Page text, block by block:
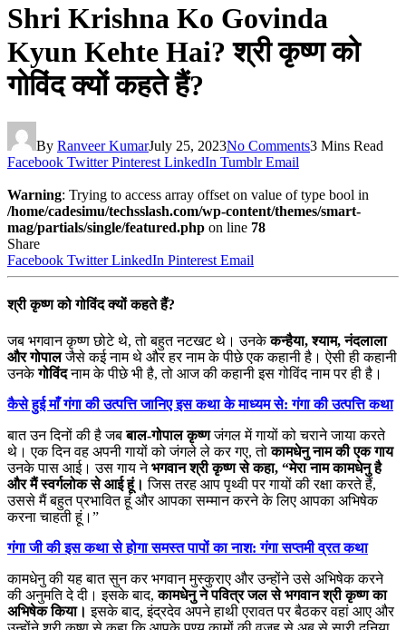
Shri Krishna Ko Govinda
Kyun Kehte Hai? श्री कृष्ण को
गोविंद क्यों कहते हैं?
By Ranveer KumarJuly 25, 2023No Comments3 Mins Read
Facebook Twitter Pinterest LinkedIn Tumblr Email
Warning: Trying to access array offset on value of type bool in
/home/cadesimu/techsslash.com/wp-content/themes/smart-
mag/partials/single/featured.php on line 78
Share
Facebook Twitter LinkedIn Pinterest Email
श्री कृष्ण को गोविंद क्यों कहते हैं?
जब भगवान कृष्ण छोटे थे, तो बहुत नटखट थे। उनकेकन्हैया, श्याम, नंदलाला
और गोपालजैसे कई नाम थे और हर नाम के पीछे एक कहानी है। ऐसी ही कहानी
उनकेगोविंदनाम के पीछे भी है, तो आज की कहानी इस गोविंद नाम पर ही है।
कैसे हुई माँ गंगा की उत्पत्ति जानिए इस कथा के माध्यम से: गंगा की उत्पत्ति कथा
बात उन दिनों की है जबबाल-गोपाल कृष्णजंगल में गायों को चराने जाया करते
थे। एक दिन वह अपनी गायों को जंगले ले कर गए, तोकामधेनु नाम की एक गाय
उनके पास आई। उस गाय नेभगवान श्री कृष्ण से कहा, “मेरा नाम कामधेनु है
और मैं स्वर्गलोक से आई हूं। जिस तरह आप पृथ्वी पर गायों की रक्षा करते हैं,
उससे मैं बहुत प्रभावित हूं और आपका सम्मान करने के लिए आपका अभिषेक
करना चाहती हूं।”
गंगा जी की इस कथा से होगा समस्त पापों का नाश: गंगा सप्तमी व्रत कथा
कामधेनु की यह बात सुन कर भगवान मुस्कुराए और उन्होंने उसे अभिषेक करने
की अनुमति दे दी। इसके बाद, कामधेनु ने पवित्र जल से भगवान श्री कृष्ण का
अभिषेक किया। इसके बाद, इंद्रदेव अपने हाथी एरावत पर बैठकर वहां आए और